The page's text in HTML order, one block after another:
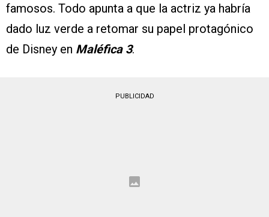
famosos. Todo apunta a que la actriz ya habría
dado luz verde a retomar su papel protagónico
de Disney en Maléfica 3.
PUBLICIDAD